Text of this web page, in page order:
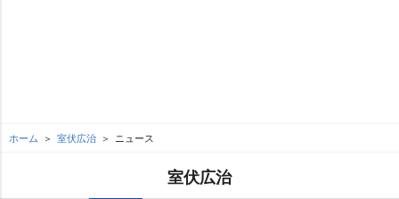
ホーム 室伏広治 ニュース
室伏広治